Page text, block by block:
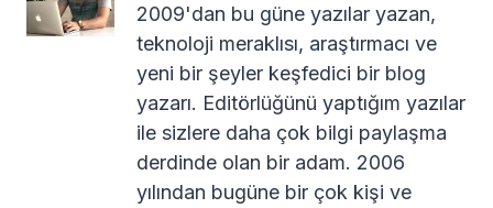
2009'dan bu güne yazılar yazan,
teknoloji meraklısı, araştırmacı ve
yeni bir şeyler keşfedici bir blog
yazarı. Editörlüğünü yaptığım yazılar
ile sizlere daha çok bilgi paylaşma
derdinde olan bir adam. 2006
yılından bugüne bir çok kişi ve